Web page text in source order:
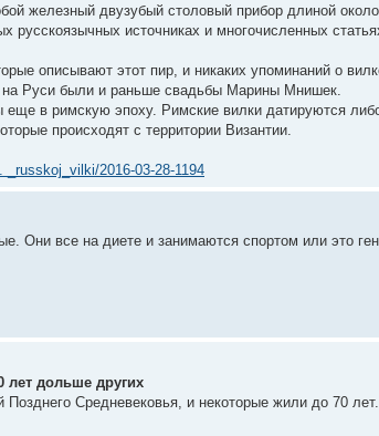
железный двузубый столовый прибор длиной около
русскоязычных источниках и многочисленных
описывают этот пир, и никаких упоминаний о
на Руси были и раньше свадьбы Марины Мнишек.
в римскую эпоху. Римские вилки датируются
происходят с территории Византии.
2016-03-28-1194
Они все на диете и занимаются спортом или это
лет дольше других
Средневековья, и некоторые жили до 70